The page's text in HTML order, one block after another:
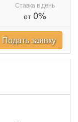
Ставка в день
от0%
Подать заявку